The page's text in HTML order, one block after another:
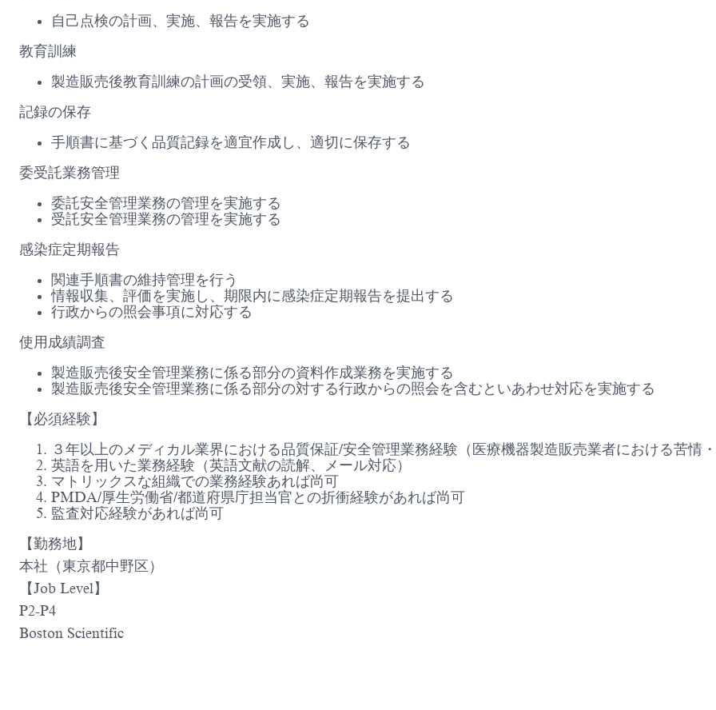
自己点検の計画、実施、報告を実施する
教育訓練
製造販売後教育訓練の計画の受領、実施、報告を実施する
記録の保存
手順書に基づく品質記録を適宜作成し、適切に保存する
委受託業務管理
委託安全管理業務の管理を実施する
受託安全管理業務の管理を実施する
感染症定期報告
関連手順書の維持管理を行う
情報収集、評価を実施し、期限内に感染症定期報告を提出する
行政からの照会事項に対応する
使用成績調査
製造販売後安全管理業務に係る部分の資料作成業務を実施する
製造販売後安全管理業務に係る部分の対する行政からの照会を含むといあわせ対応を実施する
【必須経験】
３年以上のメディカル業界における品質保証/安全管理業務経験（医療機器製造販売業者における苦情
英語を用いた業務経験（英語文献の読解、メール対応）
マトリックスな組織での業務経験あれば尚可
PMDA/厚生労働省/都道府県庁担当官との折衝経験があれば尚可
監査対応経験があれば尚可
【勤務地】
本社（東京都中野区）
【Job Level】
P2-P4
Boston Scientific